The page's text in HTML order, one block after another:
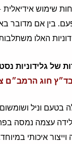
שימוש
בין אם מדובר
האלו
חוג הרמב״ם
בטעם וניל
עצמה נמסה
איכותי